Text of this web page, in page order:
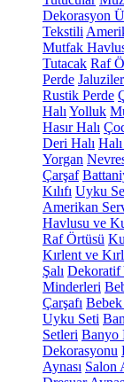
Dekorasyon
Tekstili
Mutfak
Tutacak Raf
Perde Jaluziler
Rustik Perde
Halı Yolluk
Hasır Halı
Deri Halı
Yorgan
Çarşaf
Kılıfı Uyku
Amerikan
Havlusu ve
Raf Örtüsü
Kırlent ve
Şalı Dekoratif
Minderleri
Çarşafı Bebek
Uyku Seti
Setleri Banyo
Dekorasyonu
Aynası Salon